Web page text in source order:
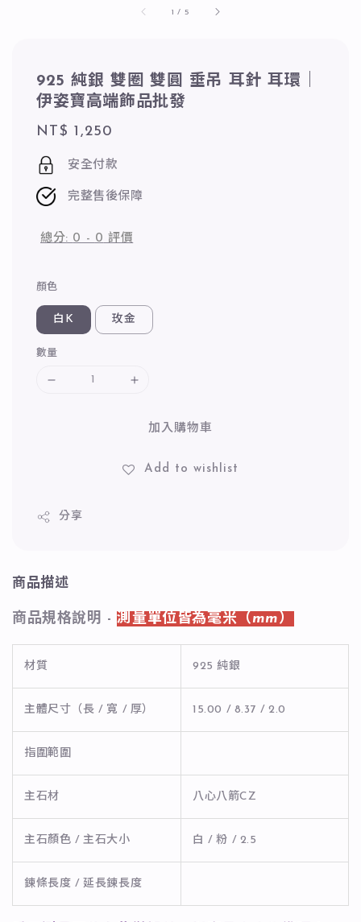
1 / 5
925 純銀 雙圈 雙圓 垂吊 耳針 耳環｜
伊姿寶高端飾品批發
Regular
price
NT$ 1,250
安全付款
完整售後保障
總分: 0 - 0 評價
顏色
白K 玫金
數量
加入購物車
Add to wishlist
分享
商品描述
商品規格說明 -測量單位皆為毫米（mm）
材質 925 純銀
主體尺寸（長 / 寬 / 厚） 15.00 / 8.37 / 2.0
指圍範圍
主石材 八心八箭CZ
主石顏色 / 主石大小 白 / 粉 / 2.5
鍊條長度 / 延長鍊長度